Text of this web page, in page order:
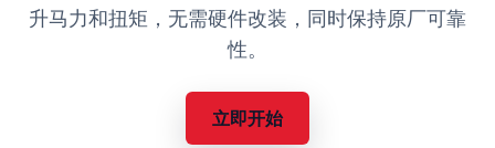
升马力和扭矩，无需硬件改装，同时保持原厂可靠
性。
立即开始